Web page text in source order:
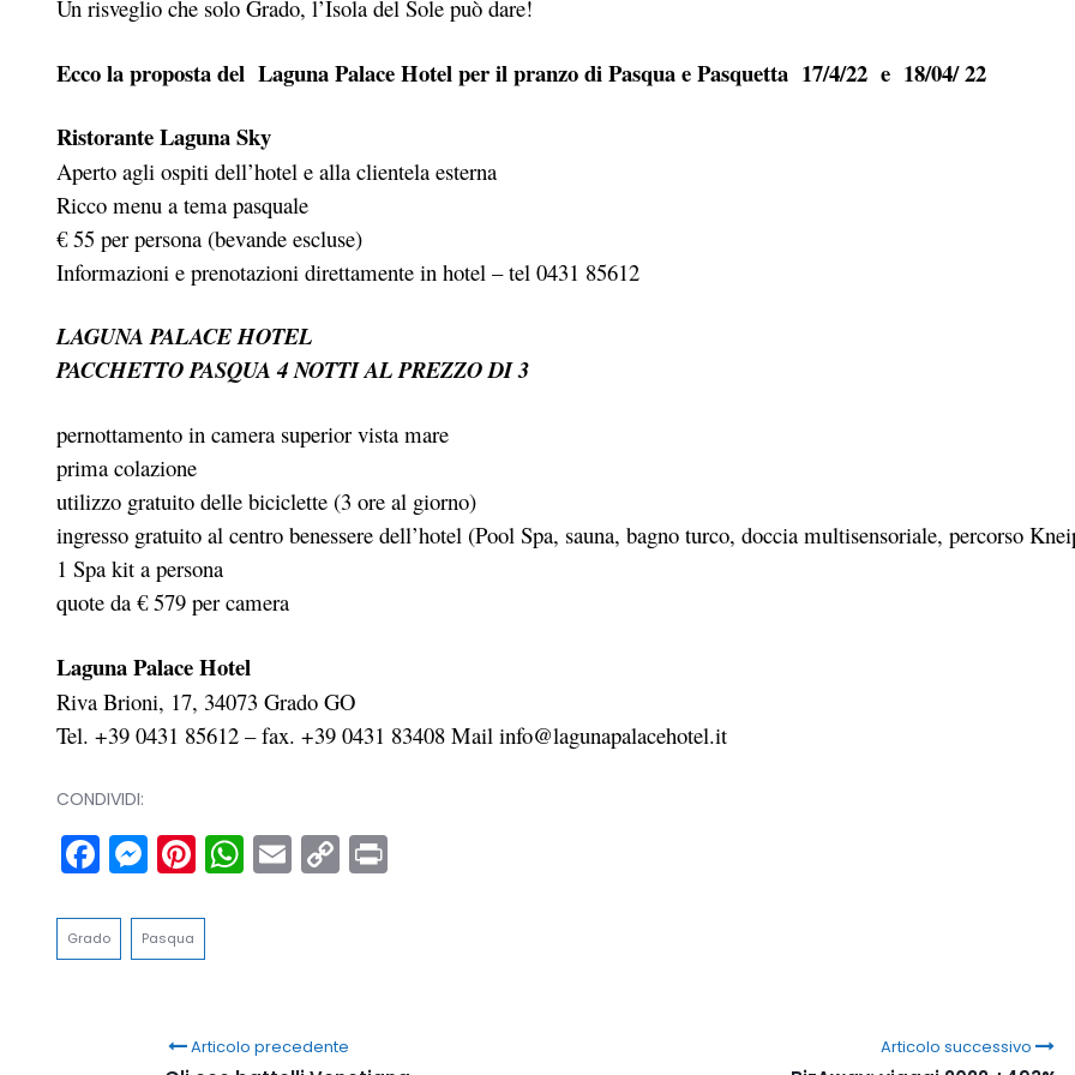
Un risveglio che solo Grado, l’Isola del Sole può dare!
Ecco la proposta del Laguna Palace Hotel per il pranzo di Pasqua e Pasquetta 17/4/22 e 18/04/ 22
Ristorante Laguna Sky
Aperto agli ospiti dell’hotel e alla clientela esterna
Ricco menu a tema pasquale
€ 55 per persona (bevande escluse)
Informazioni e prenotazioni direttamente in hotel – tel 0431 85612
LAGUNA PALACE HOTEL
PACCHETTO PASQUA 4 NOTTI AL PREZZO DI 3
pernottamento in camera superior vista mare
prima colazione
utilizzo gratuito delle biciclette (3 ore al giorno)
ingresso gratuito al centro benessere dell’hotel (Pool Spa, sauna, bagno turco, doccia multisensoriale, percorso
1 Spa kit a persona
quote da € 579 per camera
Laguna Palace Hotel
Riva Brioni, 17, 34073 Grado GO
Tel. +39 0431 85612 – fax. +39 0431 83408 Mail info@lagunapalacehotel.it
CONDIVIDI:
Facebook
Messenger
Pinterest
WhatsApp
Email
Copy
Link
Grado Pasqua
Articolo precedente Articolo successivo